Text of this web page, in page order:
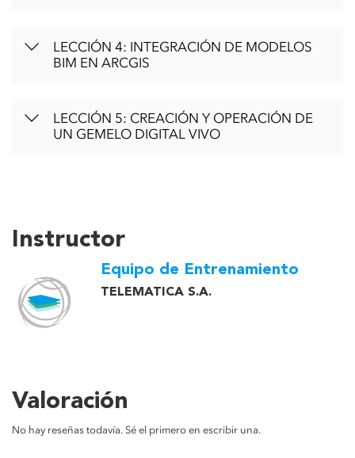
LECCIÓN 4: INTEGRACIÓN DE MODELOS
BIM EN ARCGIS
LECCIÓN 5: CREACIÓN Y OPERACIÓN DE
UN GEMELO DIGITAL VIVO
Instructor
Equipo de Entrenamiento
TELEMATICA S.A.
Valoración
No hay reseñas todavía. Sé el primero en escribir una.